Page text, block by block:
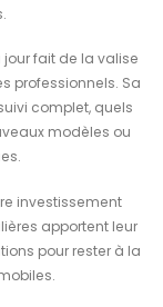
fait de la valise
professionnels. Sa
complet, quels
modèles ou
investissement
apportent leur
pour rester à la